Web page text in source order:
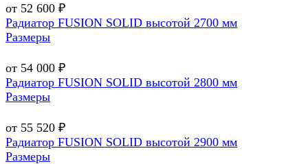
от 52 600 ₽
Радиатор FUSION SOLID высотой 2700 мм
Размеры
от 54 000 ₽
Радиатор FUSION SOLID высотой 2800 мм
Размеры
от 55 520 ₽
Радиатор FUSION SOLID высотой 2900 мм
Размеры